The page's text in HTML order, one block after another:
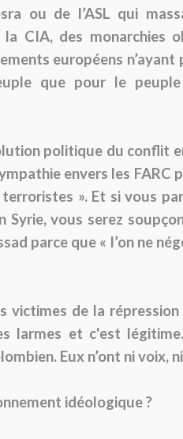
ou de l’ASL qui
la CIA, des monarchies
européens n’ayant
que pour le peuple
politique du conflit
envers les FARC
». Et si vous
vous serez
parce que « l’on ne
victimes de la
larmes et c'est
Eux n’ont ni voix,
idéologique ?